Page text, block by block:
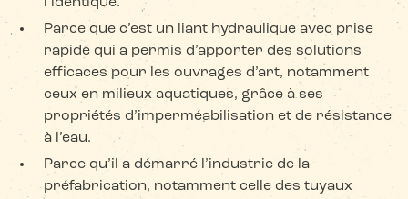
Parce que c’est un liant hydraulique avec prise
rapide qui a permis d’apporter des solutions
efficaces pour les ouvrages d’art, notamment
ceux en milieux aquatiques, grâce à ses
propriétés d’imperméabilisation et de résistance
à l’eau.
Parce qu’il a démarré l’industrie de la
préfabrication, notamment celle des tuyaux